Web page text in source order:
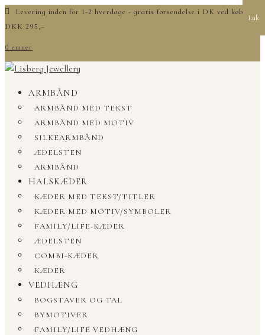
Levering inden for 1-2 hverdage - gratis forsendelse i DK ved køb over
DKK 295,-
0 emner
ARMBÅND
ARMBÅND MED TEKST
ARMBÅND MED MOTIV
SILKEARMBÅND
ÆDELSTEN
ARMBÅND
HALSKÆDER
KÆDER MED TEKST/TITLER
KÆDER MED MOTIV/SYMBOLER
FAMILY/LIFE-KÆDER
ÆDELSTEN
COMBI-KÆDER
KÆDER
VEDHÆNG
BOGSTAVER OG TAL
BYMOTIVER
FAMILY/LIFE VEDHÆNG
Luk